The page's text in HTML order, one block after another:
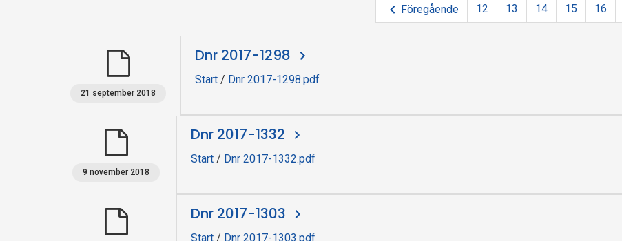
Föregående 12 13 14 15 16
21 september 2018
Dnr 2017-1298
Start / Dnr 2017-1298.pdf
9 november 2018
Dnr 2017-1332
Start / Dnr 2017-1332.pdf
Dnr 2017-1303
Start / Dnr 2017-1303.pdf